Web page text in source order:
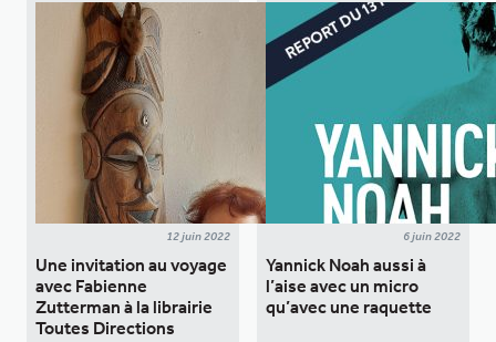
12 juin 2022
Une invitation au voyage
avec Fabienne
Zutterman à la librairie
Toutes Directions
6 juin 2022
Yannick Noah aussi à
l’aise avec un micro
qu’avec une raquette